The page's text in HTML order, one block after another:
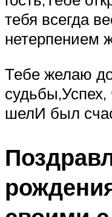
тебя всегда
нетерпением
Тебе желаю
шелИ был